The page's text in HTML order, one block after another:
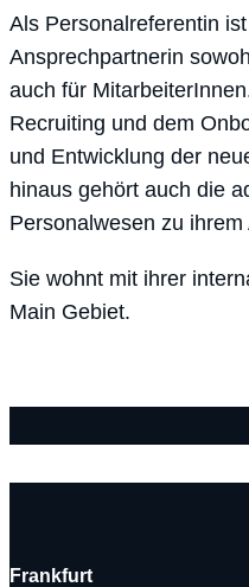
Als Personalreferentin
Ansprechpartnerin
auch für
Recruiting und dem
und Entwicklung der
hinaus gehört auch die
Personalwesen zu
Sie wohnt mit ihrer
Main Gebiet.
Frankfurt